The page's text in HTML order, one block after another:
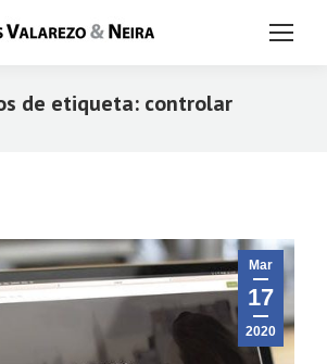
de etiqueta: controlar
Mar
17
2020